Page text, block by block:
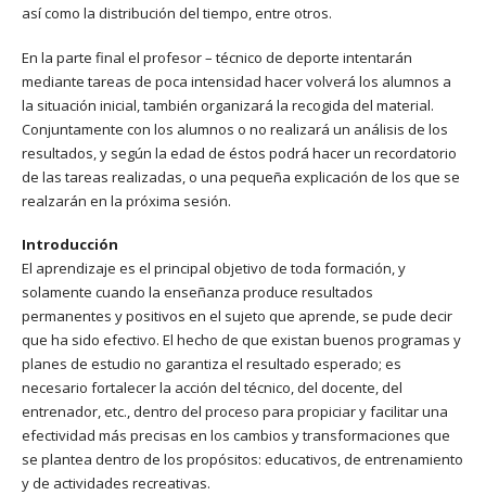
así como la distribución del tiempo, entre otros.
En la parte final el profesor – técnico de deporte intentarán
mediante tareas de poca intensidad hacer volverá los alumnos a
la situación inicial, también organizará la recogida del material.
Conjuntamente con los alumnos o no realizará un análisis de los
resultados, y según la edad de éstos podrá hacer un recordatorio
de las tareas realizadas, o una pequeña explicación de los que se
realzarán en la próxima sesión.
Introducción
El aprendizaje es el principal objetivo de toda formación, y
solamente cuando la enseñanza produce resultados
permanentes y positivos en el sujeto que aprende, se pude decir
que ha sido efectivo. El hecho de que existan buenos programas y
planes de estudio no garantiza el resultado esperado; es
necesario fortalecer la acción del técnico, del docente, del
entrenador, etc., dentro del proceso para propiciar y facilitar una
efectividad más precisas en los cambios y transformaciones que
se plantea dentro de los propósitos: educativos, de entrenamiento
y de actividades recreativas.